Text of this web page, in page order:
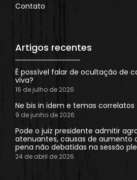
Contato
Artigos recentes
É possível falar de ocultação de
viva?
16 de julho de 2026
Ne bis in idem e temas correlatos
9 de junho de 2026
Pode o juiz presidente admitir
atenuantes, causas de aumento
pena não debatidas na sessão
24 de abril de 2026